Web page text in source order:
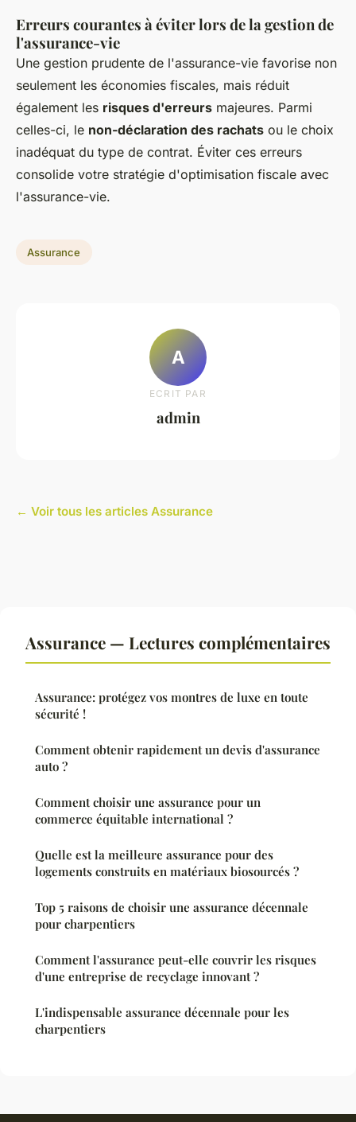
Erreurs courantes à éviter lors de la gestion de
l'assurance-vie
Une gestion prudente de l'assurance-vie favorise non
seulement les économies fiscales, mais réduit
également les risques d'erreurs majeures. Parmi
celles-ci, le non-déclaration des rachats ou le choix
inadéquat du type de contrat. Éviter ces erreurs
consolide votre stratégie d'optimisation fiscale avec
l'assurance-vie.
Assurance
A
ECRIT PAR
admin
← Voir tous les articles Assurance
Assurance — Lectures complémentaires
Assurance: protégez vos montres de luxe en toute
sécurité !
Comment obtenir rapidement un devis d'assurance
auto ?
Comment choisir une assurance pour un
commerce équitable international ?
Quelle est la meilleure assurance pour des
logements construits en matériaux biosourcés ?
Top 5 raisons de choisir une assurance décennale
pour charpentiers
Comment l'assurance peut-elle couvrir les risques
d'une entreprise de recyclage innovant ?
L'indispensable assurance décennale pour les
charpentiers